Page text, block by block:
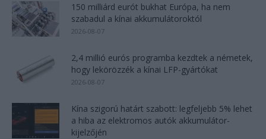
150 milliárd eurót bukhat Európa, ha nem
szabadul a kínai akkumulátoroktól
2026-08-07
2,4 millió eurós programba kezdtek a németek,
hogy lekörözzék a kínai LFP-gyártókat
2026-08-07
Kína szigorú határt szabott: legfeljebb 5% lehet
a hiba az elektromos autók akkumulátor-
kijelzőjén